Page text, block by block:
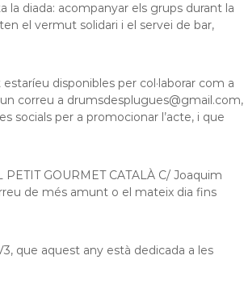
diada: acompanyar els grups durant la
el vermut solidari i el servei de bar,
disponibles per col·laborar com a
correu a drumsdesplugues@gmail.com,
socials per a promocionar l’acte, i que
GOURMET CATALÀ C/ Joaquim
de més amunt o el mateix dia fins
que aquest any està dedicada a les